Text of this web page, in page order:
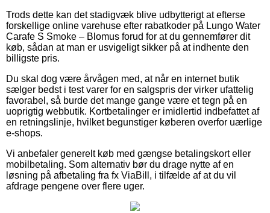
Trods dette kan det stadigvæk blive udbytterigt at efterse
forskellige online varehuse efter rabatkoder på Lungo Water
Carafe S Smoke – Blomus forud for at du gennemfører dit
køb, sådan at man er usvigeligt sikker på at indhente den
billigste pris.
Du skal dog være årvågen med, at når en internet butik
sælger bedst i test varer for en salgspris der virker ufattelig
favorabel, så burde det mange gange være et tegn på en
uoprigtig webbutik. Kortbetalinger er imidlertid indbefattet af
en retningslinje, hvilket begunstiger køberen overfor uærlige
e-shops.
Vi anbefaler generelt køb med gængse betalingskort eller
mobilbetaling. Som alternativ bør du drage nytte af en
løsning på afbetaling fra fx ViaBill, i tilfælde af at du vil
afdrage pengene over flere uger.